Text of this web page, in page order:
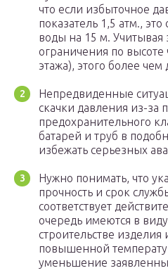
что если избыточное
показатель 1,5 атм.,
воды на 15 м. Учитывая
ограничения по высоте
этажа), этого более чем
Непредвиденные
скачки давления из-за
предохранительного
батарей и труб в
избежать серьезных
Нужно понимать, что
прочность и срок
соответствует
очередь имеются в
строительстве
повышенной
уменьшение